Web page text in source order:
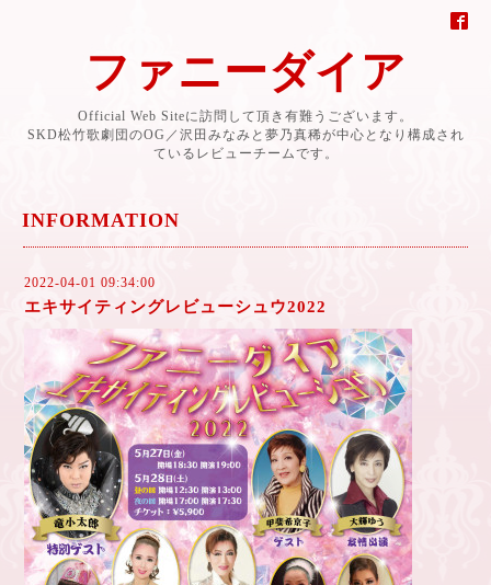
ファニーダイア
Official Web Siteに訪問して頂き有難うございます。
SKD松竹歌劇団のOG／沢田みなみと夢乃真稀が中心となり構成され
ているレビューチームです。
INFORMATION
2022-04-01 09:34:00
エキサイティングレビューシュウ2022